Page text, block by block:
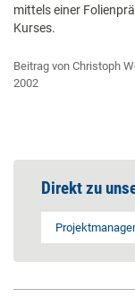
mittels einer
Kurses.
Beitrag von Christoph
2002
Direkt zu